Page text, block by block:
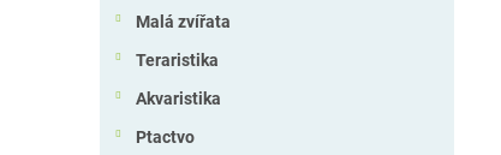
Malá zvířata
Teraristika
Akvaristika
Ptactvo